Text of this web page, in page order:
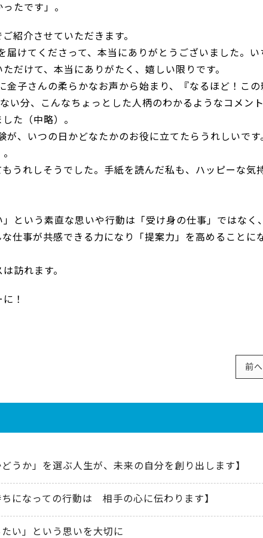
たです」。
紹介させていただきます。
けてくださって、本当にありがとうございました。い
だけて、本当にありがたく、嬉しい限りです。
子さんの柔らかなお声から始まり、『なるほど！この
い分、こんなちょっとした人柄のわかるようなコメン
た（中略）。
、いつの日かどなたかのお役に立てたらうれしいです
うれしそうでした。手紙を読んだ私も、ハッピーな気
という素直な思いや行動は「受け身の仕事」ではなく
仕事が共感できる力になり「提案力」を高めることに
訪れます。
！
前へ
どうか」を選ぶ人生が、未来の自分を創り出します】
ちになっての行動は 相手の心に伝わります】
い」という思いを大切に